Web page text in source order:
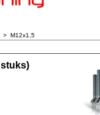
> M12x1,5